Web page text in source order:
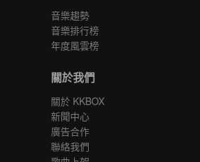
音樂趨勢
音樂排行榜
年度風雲榜
關於我們
關於 KKBOX
新聞中心
廣告合作
聯絡我們